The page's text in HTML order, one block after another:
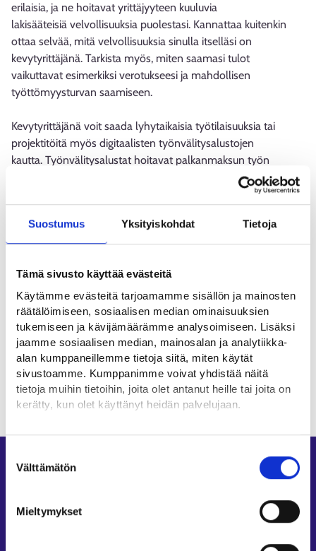
Suostumus Yksityiskohdat Tietoja
Tämä sivusto käyttää evästeitä
Käytämme evästeitä tarjoamamme sisällön ja mainosten
räätälöimiseen, sosiaalisen median ominaisuuksien
tukemiseen ja kävijämäärämme analysoimiseen. Lisäksi
jaamme sosiaalisen median, mainosalan ja analytiikka-
alan kumppaneillemme tietoja siitä, miten käytät
sivustoamme. Kumppanimme voivat yhdistää näitä
tietoja muihin tietoihin, joita olet antanut heille tai joita on
kerätty, kun olet käyttänyt heidän palvelujaan.
Löydät tietoa evästeiden käyttötarkoituksista
Lue tarkemmin
valinta
Välttämätön
Mieltymykset
erilaisia, ja ne hoitavat yrittäjyyteen kuuluvia
lakisääteisiä velvollisuuksia puolestasi. Kannattaa kuitenkin
ottaa selvää, mitä velvollisuuksia sinulla itselläsi on
kevytyrittäjänä. Tarkista myös, miten saamasi tulot
vaikuttavat esimerkiksi verotukseesi ja mahdollisen
työttömyysturvan saamiseen.
Kevytyrittäjänä voit saada lyhytaikaisia työtilaisuuksia tai
projektitöitä myös digitaalisten työnvälitysalustojen
kautta. Työnvälitysalustat hoitavat palkanmaksun työn
työnantajavelvoitteita. Yleensä tarjolla on yksittäisiä keikkoja
myös työsuhteeseen.
Aiheesta muualla
Kevytyrittäjä (vero.fi)⁠
Päivitetty: 23.6.2026
Oikopolut
Oma työpolku